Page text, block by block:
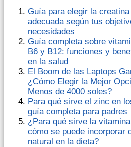
Guía para elegir la creatina
adecuada según tus
necesidades
Guía completa sobre
B6 y B12: funciones y
en la salud
El Boom de las Laptops
¿Cómo Elegir la Mejor
Menos de 4000 soles?
Para qué sirve el zinc en
guía completa para padres
¿Para qué sirve la
cómo se puede incorporar
natural en la dieta?